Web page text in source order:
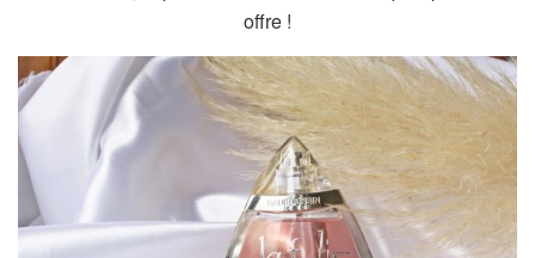
offre !